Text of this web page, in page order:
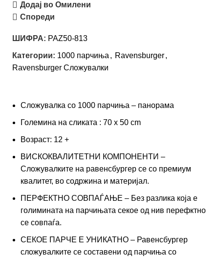
Додај во Омилени
Спореди
ШИФРА: PAZ50-813
Категории: 1000 парчиња , Ravensburger,
Ravensburger Сложувалки
Сложувалка со 1000 парчиња – панорама
Големина на сликата : 70 x 50 cm
Возраст: 12 +
ВИСКОКВАЛИТЕТНИ КОМПОНЕНТИ –
Сложувалките на равенсбургер се со премиум
квалитет, во содржина и материјал.
ПЕРФЕКТНО СОВПАЃАЊЕ – Без разлика која е
голимината на парчињата секое од нив перефктно
се совпаѓа.
СЕКОЕ ПАРЧЕ Е УНИКАТНО – Равенсбургер
сложувалките се составени од парчиња со